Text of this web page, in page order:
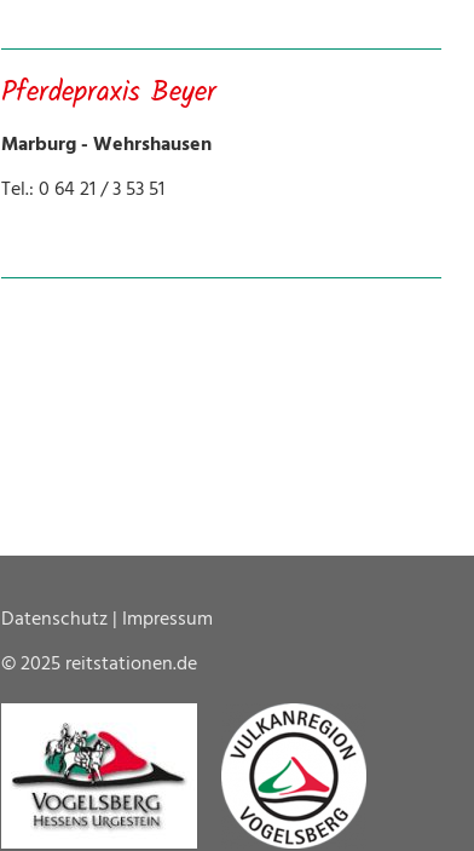
Pferdepraxis Beyer
Marburg - Wehrshausen
Tel.: 0 64 21 / 3 53 51
Datenschutz| Impressum
© 2025 reitstationen.de